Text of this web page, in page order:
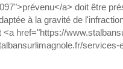
a> doit être
à la gravité de
<a href="https://